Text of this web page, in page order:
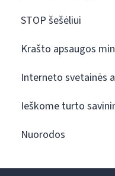
STOP šešėliui
Krašto apsaugos
Interneto svetainės
Ieškome turto
Nuorodos